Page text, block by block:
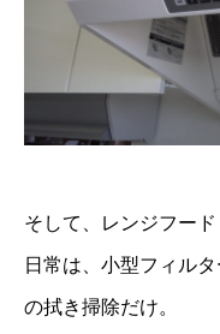
そして、レンジフード
日常は、小型フィル
の拭き掃除だけ。